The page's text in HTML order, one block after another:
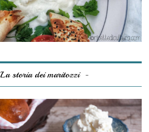
La storia dei maritozzi